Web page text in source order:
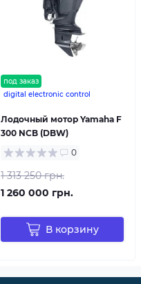
под заказ
digital electronic control
Лодочный мотор Yamaha F
300 NCB (DBW)
0
1 313 250 грн.
1 260 000 грн.
В корзину